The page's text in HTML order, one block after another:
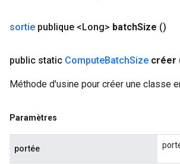
sortie publique <Long> batchSize ()
public static ComputeBatchSize créer
Méthode d'usine pour créer une classe
Paramètres
portée